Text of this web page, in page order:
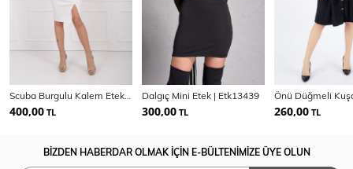
400,00 TL
Dalgıç Mini Etek | Etk13439
300,00 TL 260,00 TL
BİZDEN HABERDAR OLMAK İÇİN E-BÜLTENİMİZE ÜYE OLUN